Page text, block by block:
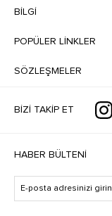
BILGI
POPÜLER LİNKLER
SÖZLEŞMELER
BIZI TAKIP ET
HABER BÜLTENI